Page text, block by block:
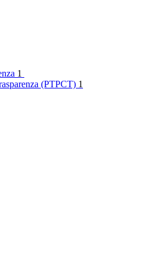
1
(PTPCT) 1